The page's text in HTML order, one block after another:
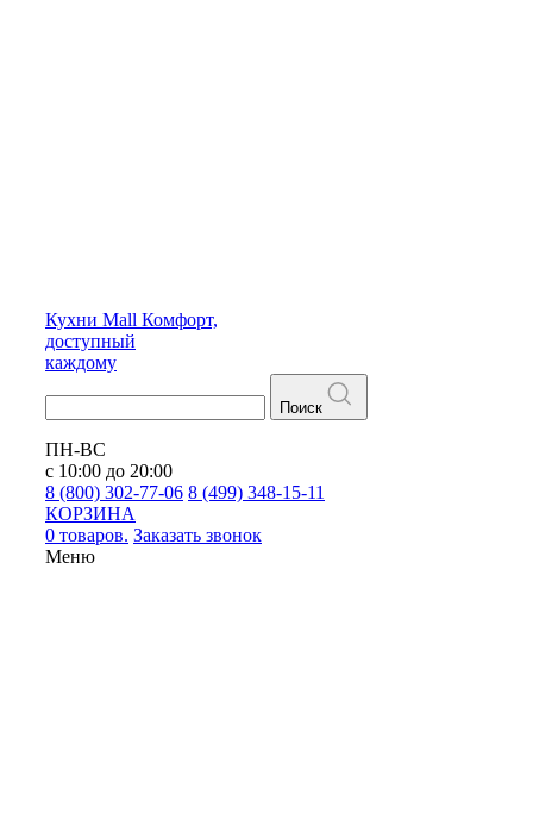
Кухни Mall Комфорт,
доступный
каждому
Поиск
ПН-ВС
с 10:00 до 20:00
8 (800) 302-77-06 8 (499) 348-15-11
КОРЗИНА
0 товаров. Заказать звонок
Меню